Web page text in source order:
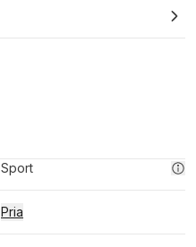
Sport
Pria